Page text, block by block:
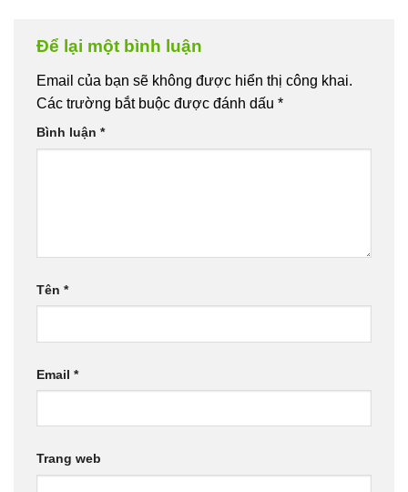
Để lại một bình luận
Email của bạn sẽ không được hiển thị công khai.
Các trường bắt buộc được đánh dấu *
Bình luận *
Tên *
Email *
Trang web